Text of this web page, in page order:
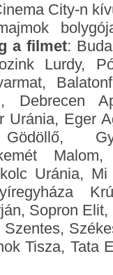
City-n
a filmet:
Lurdy,
Debrecen
Uránia, Eger
Malom,
Uránia, Mi
Sopron
Tisza, Tata